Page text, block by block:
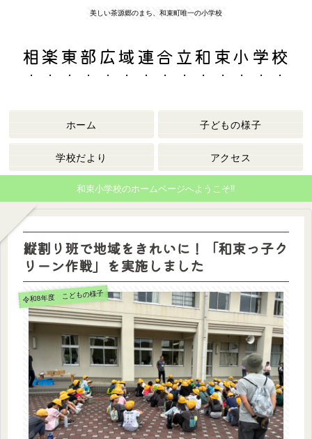
美しい茶源郷のまち、和束町唯一の小学校
相楽東部広域連合立和束小学校
ホーム 子どもの様子
学校だより アクセス
和束小学校のホームページへようこそ‼
縦割り班で地域をきれいに！「和束っ子ク
リーン作戦」を実施しました
令和8年度 こどもの様子